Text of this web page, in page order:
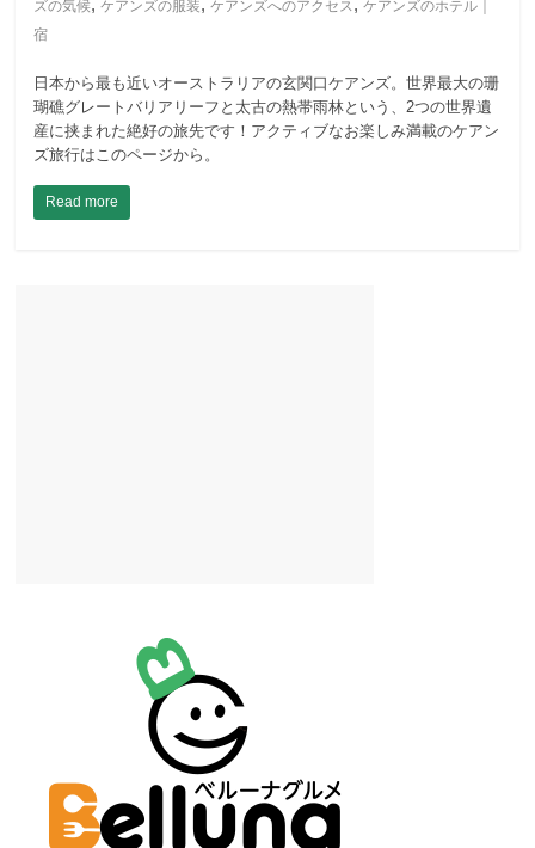
ズの気候,ケアンズの服装,ケアンズへのアクセス,ケアンズのホテル｜
宿
日本から最も近いオーストラリアの玄関口ケアンズ。世界最大の珊
瑚礁グレートバリアリーフと太古の熱帯雨林という、2つの世界遺
産に挟まれた絶好の旅先です！アクティブなお楽しみ満載のケアン
ズ旅行はこのページから。
Read more